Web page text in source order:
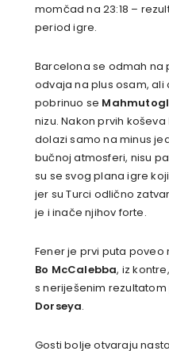
momčad na 23:18 –
period igre.
Barcelona se odmah
odvaja na plus osam,
pobrinuo se
nizu. Nakon prvih koševa
dolazi samo na minus
bučnoj atmosferi, nisu
su se svog plana igre
jer su Turci odlično
je i inače njihov forte.
Fener je prvi puta poveo
Bo McCalebba, iz
s neriješenim
Dorseya.
Gosti bolje otvaraju